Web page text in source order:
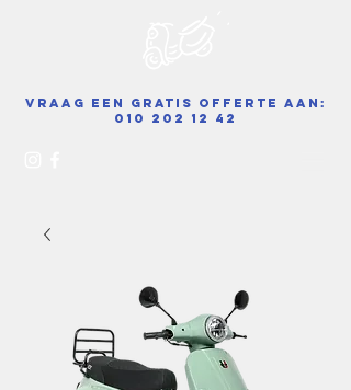
Vraag een gratis offerte aan:
010 202 12 42